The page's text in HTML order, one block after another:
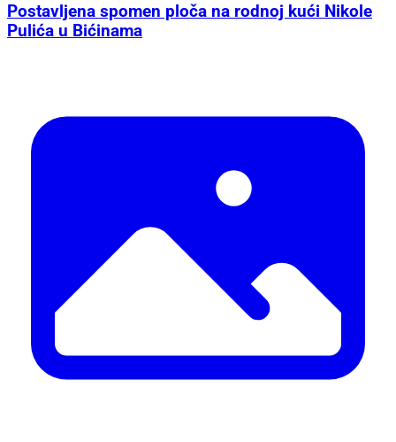
Postavljena spomen ploča na rodnoj kući Nikole
Pulića u Bićinama